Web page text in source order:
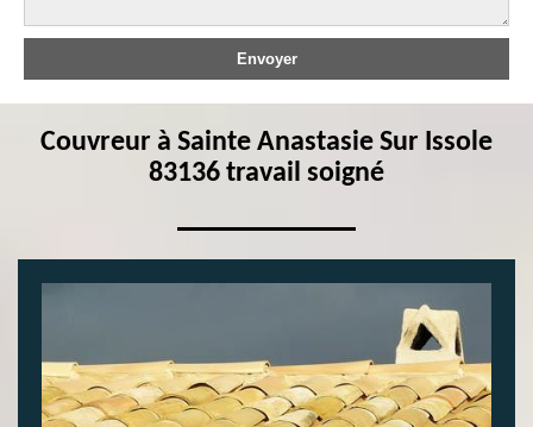
Couvreur à Sainte Anastasie Sur Issole
83136 travail soigné